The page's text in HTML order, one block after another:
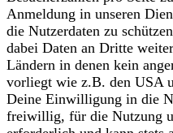
Anmeldung in unseren
die Nutzerdaten zu
dabei Daten an Dritte
Ländern in denen kein
vorliegt wie z.B. den USA
Deine Einwilligung in die
freiwillig, für die Nutzung